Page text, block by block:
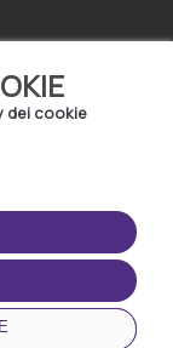
dei cookie
L'APP